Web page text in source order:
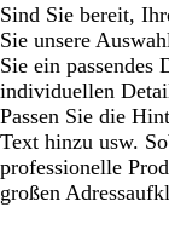
Sind Sie bereit,
Sie unsere
Sie ein passendes
individuellen
Passen Sie die
Text hinzu usw.
professionelle
großen